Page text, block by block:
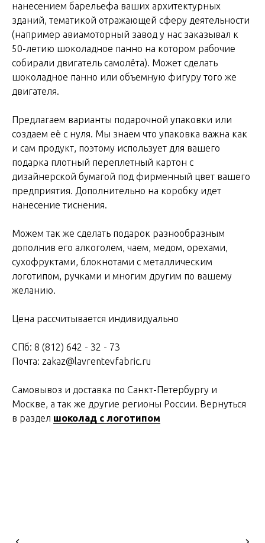
нанесением барельефа ваших архитектурных
зданий, тематикой отражающей сферу деятельности
(например авиамоторный завод у нас заказывал к
50-летию шоколадное панно на котором рабочие
собирали двигатель самолёта). Может сделать
шоколадное панно или объемную фигуру того же
двигателя.
Предлагаем варианты подарочной упаковки или
создаем её с нуля. Мы знаем что упаковка важна как
и сам продукт, поэтому использует для вашего
подарка плотный переплетный картон с
дизайнерской бумагой под фирменный цвет вашего
предприятия. Дополнительно на коробку идет
нанесение тиснения.
Можем так же сделать подарок разнообразным
дополнив его алкоголем, чаем, медом, орехами,
сухофруктами, блокнотами с металлическим
логотипом, ручками и многим другим по вашему
желанию.
Цена рассчитывается индивидуально
СПб: 8 (812) 642 - 32 - 73
Почта: zakaz@lavrentevfabric.ru
Самовывоз и доставка по Санкт-Петербургу и
Москве, а так же другие регионы России. Вернуться
в раздел шоколад с логотипом